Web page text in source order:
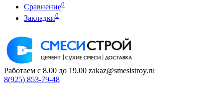
Сравнение0
Закладки0
Работаем с 8.00 до 19.00 zakaz@smesistroy.ru
8(925) 853-79-48